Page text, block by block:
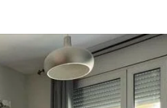
Пт
14
Авг
Сб
15
Авг
Вс
16
Авг